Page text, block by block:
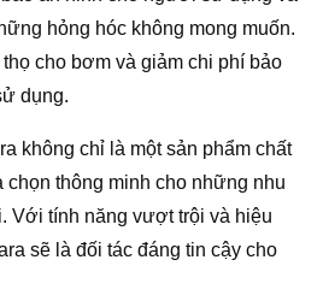
hỏng hóc không mong muốn.
cho bơm và giảm chi phí bảo
dụng.
không chỉ là một sản phẩm chất
thông minh cho những nhu
Với tính năng vượt trội và hiệu
sẽ là đối tác đáng tin cậy cho